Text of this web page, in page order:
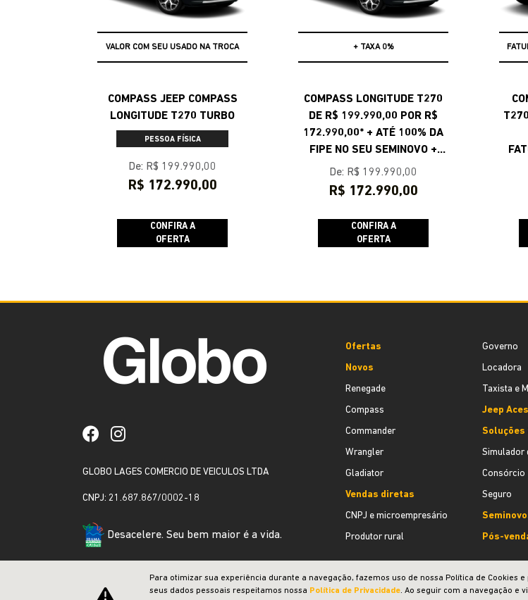
VALOR COM SEU USADO NA TROCA
COMPASS JEEP COMPASS
LONGITUDE T270 TURBO
PESSOA FÍSICA
De: R$ 199.990,00
R$ 172.990,00
CONFIRA A
OFERTA
+ TAXA 0%
COMPASS LONGITUDE T270
DE R$ 199.990,00 POR R$
172.990,00* + ATÉ 100% DA
FIPE NO SEU SEMINOVO +
TAXA 0% *VALOR COM USADO
NA TROCA
De: R$ 199.990,00
R$ 172.990,00
CONFIRA A
OFERTA
GLOBO LAGES COMERCIO DE VEICULOS LTDA
CNPJ: 21.687.867/0002-18
Desacelere. Seu bem maior é a vida.
Ofertas
Novos
Renegade
Compass
Commander
Wrangler
Gladiator
Vendas diretas
CNPJ e microempresário
Produtor rural
Governo
Locadora
Taxista e
Jeep
Simulador
Consórcio
Seguro
Pós-
Para otimizar sua experiência durante a navegação, fazemos uso de nossa Política de Cookies
seus dados pessoais respeitamos nossa Política de Privacidade. Ao seguir com a navegação e